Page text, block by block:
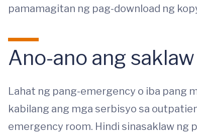
pamamagitan ng pag-download ng
Ano-ano ang
Lahat ng pang-emergency o iba pang
kabilang ang mga serbisyo sa
emergency room. Hindi sinasaklaw ng